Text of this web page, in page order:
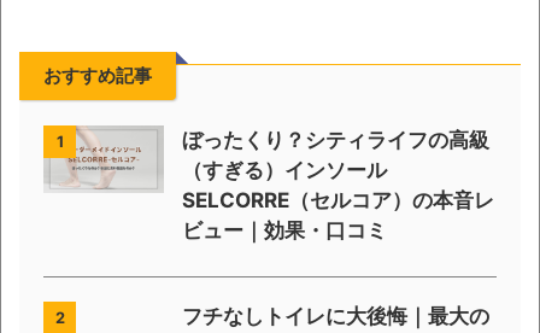
おすすめ記事
1
ぼったくり？シティライフの高級
（すぎる）インソール
SELCORRE（セルコア）の本音レ
ビュー｜効果・口コミ
2
フチなしトイレに大後悔｜最大の